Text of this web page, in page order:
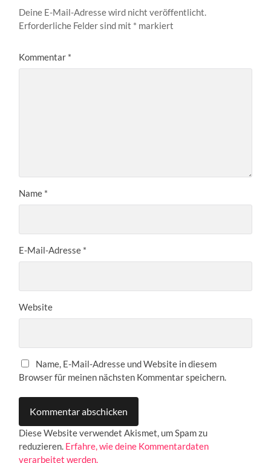
Deine E-Mail-Adresse wird nicht veröffentlicht.
Erforderliche Felder sind mit * markiert
Kommentar *
Name *
E-Mail-Adresse *
Website
Name, E-Mail-Adresse und Website in diesem
Browser für meinen nächsten Kommentar speichern.
Diese Website verwendet Akismet, um Spam zu
reduzieren. Erfahre, wie deine Kommentardaten
verarbeitet werden.